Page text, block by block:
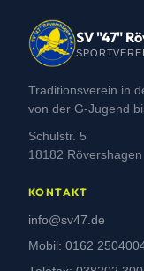
SV "47"
Traditionsverein in
von der G-Jugend
Schulstr. 5
18182 Rövershagen
KONTAKT
info@sv47.de
Mobil: 0162